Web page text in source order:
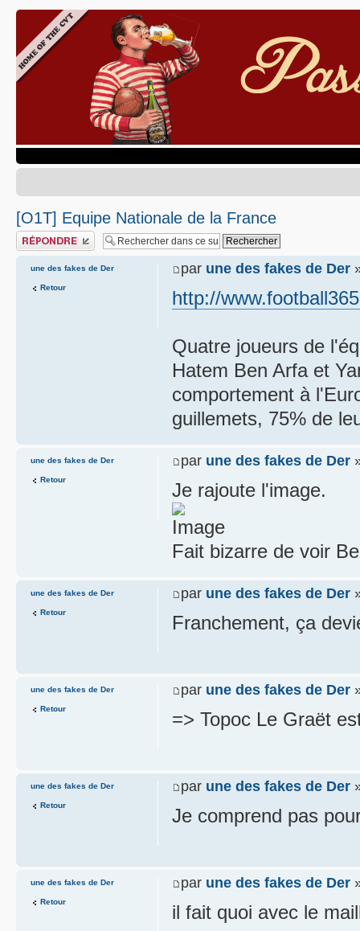
[O1T] Equipe Nationale de la France
Publier une réponse
par une des fakes de Der
http://
Quatre joueurs de
Hatem Ben Arfa et
comportement à
guillemets, 75% de
une des fakes de Der
Retour
par une des fakes de Der
Je rajoute l'image.
Fait bizarre de voir
une des fakes de Der
Retour
par une des fakes de Der
Franchement, ça
une des fakes de Der
Retour
par une des fakes de Der
=> Topoc Le Graët
une des fakes de Der
Retour
par une des fakes de Der
Je comprend pas
une des fakes de Der
Retour
par une des fakes de Der
il fait quoi avec le
une des fakes de Der
Retour